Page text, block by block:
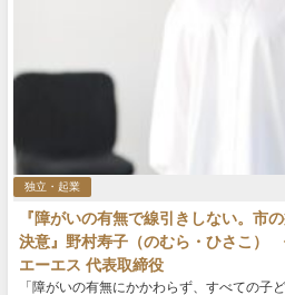
独立・起業
『障がいの有無で線引きしない。市
決意』野村寿子（のむら・ひさこ）
エーエス 代表取締役
「障がいの有無にかかわらず、すべての子